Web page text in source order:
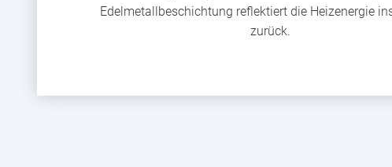
Edelmetallbeschichtung reflektiert die Heizenergie
zurück.